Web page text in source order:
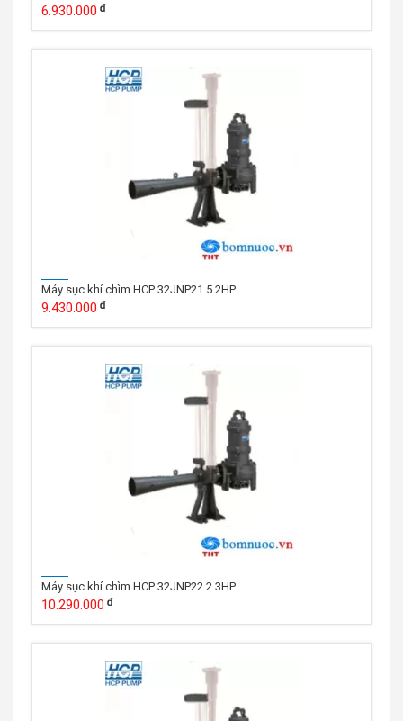
6.930.000
Máy sục khí chìm HCP 32JNP21.5 2HP
9.430.000
Máy sục khí chìm HCP 32JNP22.2 3HP
10.290.000